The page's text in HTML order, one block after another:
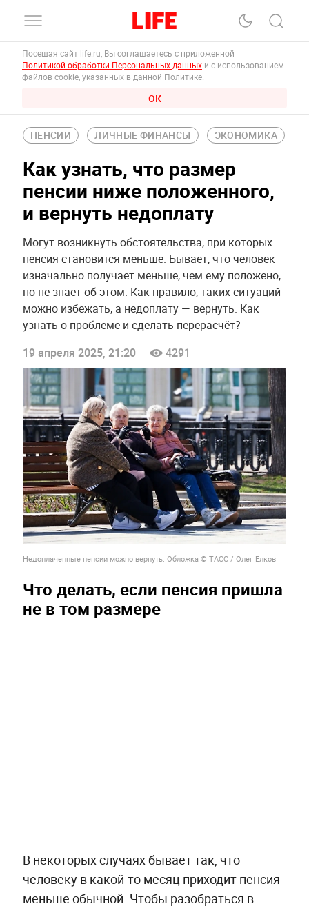
Посещая сайт life.ru, Вы соглашаетесь с приложенной
Политикой обработки Персональных данных и с использованием
файлов cookie, указанных в данной Политике.
ОК
ПЕНСИИ ЛИЧНЫЕ ФИНАНСЫ ЭКОНОМИКА
Как узнать, что размер
пенсии ниже положенного,
и вернуть недоплату
Могут возникнуть обстоятельства, при которых
пенсия становится меньше. Бывает, что человек
изначально получает меньше, чем ему положено,
но не знает об этом. Как правило, таких ситуаций
можно избежать, а недоплату — вернуть. Как
узнать о проблеме и сделать перерасчёт?
19 апреля 2025, 21:20
4291
Недоплаченные пенсии можно вернуть. Обложка © ТАСС / Олег Елков
Что делать, если пенсия пришла
не в том размере
В некоторых случаях бывает так, что
человеку в какой-то месяц приходит пенсия
меньше обычной. Чтобы разобраться в